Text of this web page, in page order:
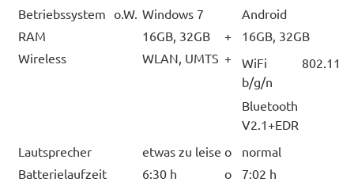
Betriebssystem o.W. Windows 7
Android
RAM
16GB, 32GB + 16GB, 32GB
Wireless
WLAN, UMTS +
WiFi 802.11
b/g/n
Bluetooth
V2.1+EDR
Lautsprecher etwas zu leise o normal
Batterielaufzeit
6:30 h o 7:02 h